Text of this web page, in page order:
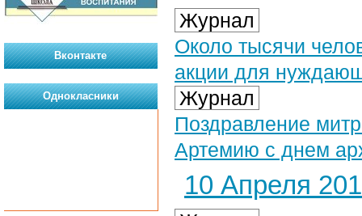
Журнал
Около тысячи
акции для
Журнал
Поздравление
Артемию с днем
10 Апреля
Вконтакте
Однокласники